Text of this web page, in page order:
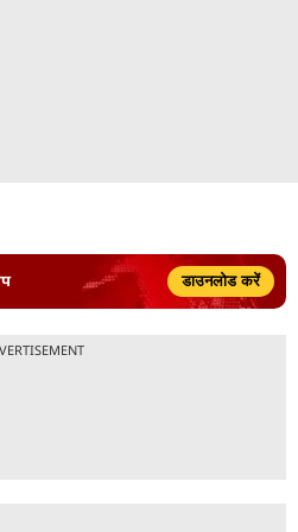
डाउनलोड करें